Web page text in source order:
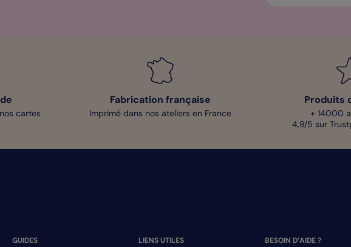
cartes
Fabrication française
Imprimé dans nos ateliers en France
Produits
+ 14000
4,9/5 sur
GUIDES LIENS UTILES BESOIN D’AIDE ?